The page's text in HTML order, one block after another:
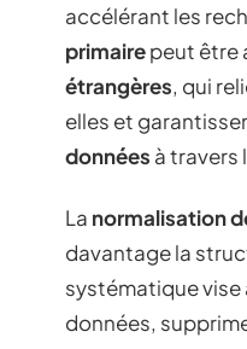
accélérant les
primairepeut être
étrangères, qui
elles et
données à travers
La normalisation
davantage la
systématique vise
données,